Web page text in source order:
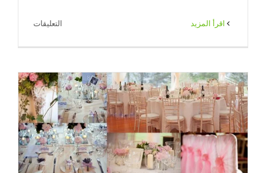
التعليقات
بالكويت
|
65080771
ضيافة
الكويت